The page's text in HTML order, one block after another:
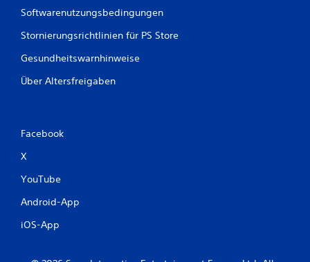
Softwarenutzungsbedingungen
Stornierungsrichtlinien für PS Store
Gesundheitswarnhinweise
Über Altersfreigaben
Facebook
X
YouTube
Android-App
iOS-App